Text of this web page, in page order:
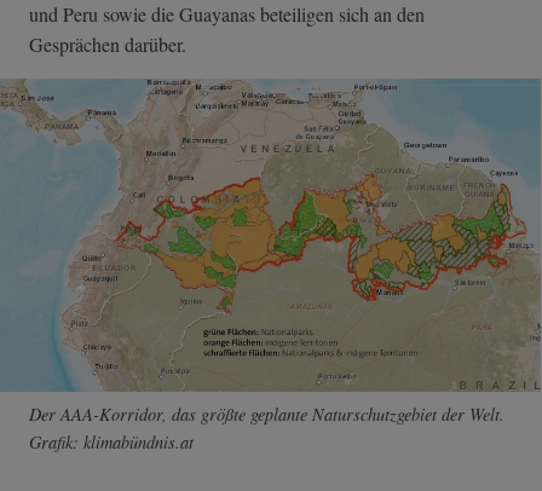
und Peru sowie die Guayanas beteiligen sich an den
Gesprächen darüber.
Der AAA-Korridor, das größte geplante Naturschutzgebiet der Welt.
Grafik: klimabündnis.at